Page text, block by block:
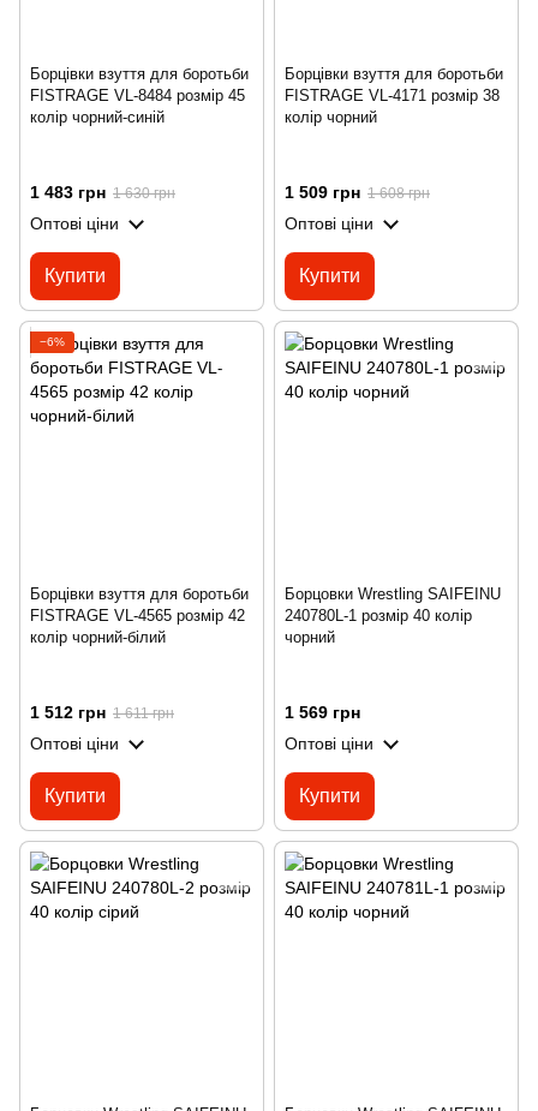
Борцівки взуття для боротьби
FISTRAGE VL-8484 розмір 45
колір чорний-синій
1 483 грн 1 630 грн
Оптові ціни
Купити
Борцівки взуття для боротьби
FISTRAGE VL-4171 розмір 38
колір чорний
1 509 грн 1 608 грн
Оптові ціни
Купити
−6%
Борцівки взуття для боротьби
FISTRAGE VL-4565 розмір 42
колір чорний-білий
1 512 грн 1 611 грн
Оптові ціни
Купити
Борцовки Wrestling SAIFEINU
240780L-1 розмір 40 колір
чорний
1 569 грн
Оптові ціни
Купити